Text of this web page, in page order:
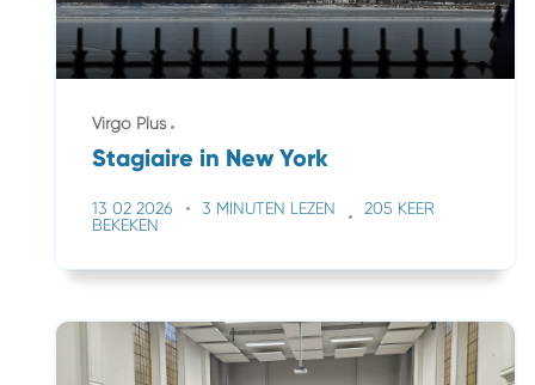
Virgo Plus
Stagiaire in New York
13 02 2026 3 MINUTEN LEZEN
205 KEER
BEKEKEN